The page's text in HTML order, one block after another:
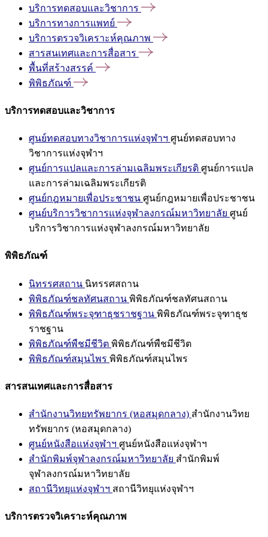
บริการทดสอบและวิชาการ
บริการทางการแพทย์
บริการตรวจวิเคราะห์คุณภาพ
สารสนเทศและการสื่อสาร
พื้นที่สร้างสรรค์
พิพิธภัณฑ์
บริการทดสอบและวิชาการ
ศูนย์ทดสอบทางวิชาการแห่งจุฬาฯ ศูนย์ทดสอบทาง
วิชาการแห่งจุฬาฯ
ศูนย์การแปลและการล่ามเฉลิมพระเกียรติ ศูนย์การแปล
และการล่ามเฉลิมพระเกียรติ
ศูนย์กฎหมายเพื่อประชาชน ศูนย์กฎหมายเพื่อประชาชน
ศูนย์บริการวิชาการแห่งจุฬาลงกรณ์มหาวิทยาลัย ศูนย์
บริการวิชาการแห่งจุฬาลงกรณ์มหาวิทยาลัย
พิพิธภัณฑ์
นิทรรศสถาน นิทรรศสถาน
พิพิธภัณฑ์ชลทัศนสถาน พิพิธภัณฑ์ชลทัศนสถาน
พิพิธภัณฑ์พระจุฑาธุชราชฐาน พิพิธภัณฑ์พระจุฑาธุช
ราชฐาน
พิพิธภัณฑ์พืชมีชีวิต พิพิธภัณฑ์พืชมีชีวิต
พิพิธภัณฑ์สมุนไพร พิพิธภัณฑ์สมุนไพร
สารสนเทศและการสื่อสาร
สำนักงานวิทยทรัพยากร (หอสมุดกลาง) สำนักงานวิทย
ทรัพยากร (หอสมุดกลาง)
ศูนย์หนังสือแห่งจุฬาฯ ศูนย์หนังสือแห่งจุฬาฯ
สำนักพิมพ์จุฬาลงกรณ์มหาวิทยาลัย สำนักพิมพ์
จุฬาลงกรณ์มหาวิทยาลัย
สถานีวิทยุแห่งจุฬาฯ สถานีวิทยุแห่งจุฬาฯ
บริการตรวจวิเคราะห์คุณภาพ